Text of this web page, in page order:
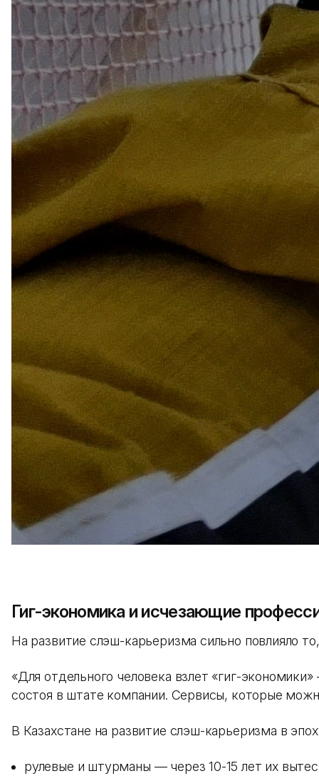
Гиг-экономика и исчезающие
На развитие слэш-карьеризма сильно повлияло
«Для отдельного человека взлет «гиг-
состоя в штате компании. Сервисы, которые
В Казахстане на развитие слэш-карьеризма в
рулевые и штурманы — через 10-15 лет их